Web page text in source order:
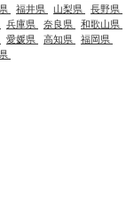
福井県 山梨県
長野県
兵庫県 奈良県
和歌山県
愛媛県 高知県
福岡県